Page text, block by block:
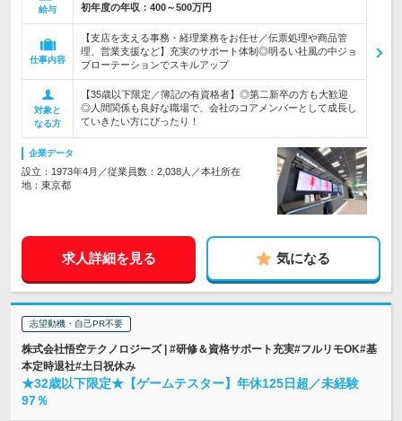
給与
初年度の年収： 400～500万円
仕事内容
【支店を支える事務・経理業務をお任せ／伝票処理や商品管
理、営業支援など】充実のサポート体制◎明るい社風の中ジョ
ブローテーションでスキルアップ
対象と
なる方
【35歳以下限定／簿記の有資格者】◎第二新卒の方も大歓迎
◎人間関係も良好な職場で、会社のコアメンバーとして成長し
ていきたい方にぴったり！
企業データ
設立：1973年4月／従業員数：2,038人／本社所在
地：東京都
求人詳細を見る 気になる
志望動機・自己PR不要
株式会社悟空テクノロジーズ | #研修＆資格サポート充実#フルリモOK#基
本定時退社#土日祝休み
★32歳以下限定★【ゲームテスター】年休125日超／未経験
97％